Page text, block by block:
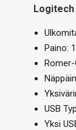
Paino:
USB
Yksi